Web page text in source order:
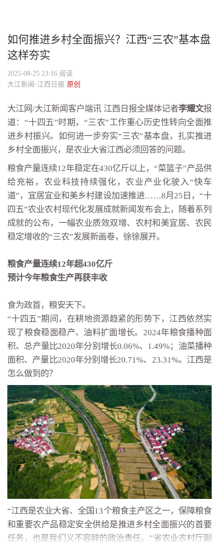
如何推进乡村全面振兴？江西“三农”基本盘
这样夯实
2025-08-25 23:16 阅读
大江新闻-江西日报 原创
大江网/大江新闻客户端讯 江西日报全媒体记者李耀文报
道：“十四五”时期，“三农”工作重心历史性转向全面推
进乡村振兴。如何进一步夯实“三农”基本盘，扎实推进
乡村全面振兴，是农业大省江西必须回答的问题。
粮食产量连续12年稳定在430亿斤以上，“菜篮子”产品供
给充裕，农业科技持续强化，农业产业化驶入“快车
道”，宜居宜业和美乡村建设加速推进……8月25日，“十
四五”农业农村现代化发展成就新闻发布会上，随着系列
成就的公布，一幅农业质效双增、农村和美宜居、农民
稳定增收的“三农”发展新画卷，徐徐展开。
粮食产量连续12年超430亿斤
预计今年粮食生产再获丰收
食为政首，粮安天下。
“十四五”期间，在耕地资源趋紧的形势下，江西依然实
现了粮食稳面稳产、油料扩面增长。2024年粮食播种面
积、总产量比2020年分别增长0.06%、1.49%；油菜播种
面积、产量比2020年分别增长20.71%、23.31%。江西是
怎么做到的？
“江西是农业大省、全国13个粮食主产区之一，保障粮食
和重要农产品稳定安全供给是推进乡村全面振兴的首要
任务，也是我们义不容辞的政治责任。”省农业农村厅副